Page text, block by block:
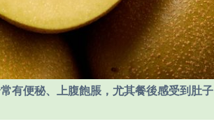
有便秘、上腹飽脹，尤其餐後感受到肚子